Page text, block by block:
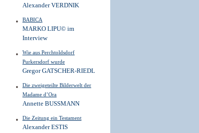
Alexander VERDNIK
BABICA
MARKO LIPU© im
Interview
Wie aus Perchtoldsdorf
Purkersdorf wurde
Gregor GATSCHER-RIEDL
Die zweigeteilte Bilderwelt der
Madame d’Ora
Annette BUSSMANN
Die Zeitung ein Testament
Alexander ESTIS